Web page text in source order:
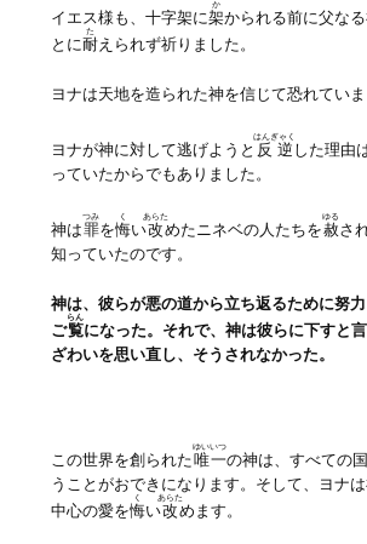
イエス様も、十字架に架
か
かられる前に父な
とに耐
た
えられず祈りました。
ヨナは天地を造られた神を信じて恐れていま
ヨナが神に対して逃げようと 反逆
はんぎゃく
した理由
っていたからでもありました。
神は罪
つみ
を悔
く
い改
あらた
めたニネベの人たちを赦
ゆる
さ
知っていたのです。
神は、彼らが悪の道から立ち返るために努
ご覧
らん
になった。それで、神は彼らに下すと
ざわいを思い直し、そうされなかった。
この世界を創られた唯一
ゆいいつ
の神は、すべての
うことがおできになります。そして、ヨナ
中心の愛を悔
く
い改
あらた
めます。